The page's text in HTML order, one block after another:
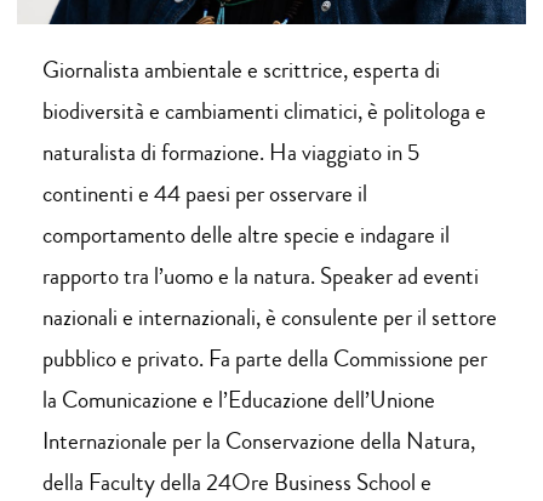
Giornalista ambientale e scrittrice, esperta di
biodiversità e cambiamenti climatici, è politologa e
naturalista di formazione. Ha viaggiato in 5
continenti e 44 paesi per osservare il
comportamento delle altre specie e indagare il
rapporto tra l’uomo e la natura. Speaker ad eventi
nazionali e internazionali, è consulente per il settore
pubblico e privato. Fa parte della Commissione per
la Comunicazione e l’Educazione dell’Unione
Internazionale per la Conservazione della Natura,
della Faculty della 24Ore Business School e